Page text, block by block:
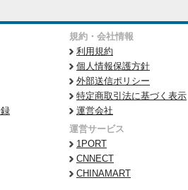
規約・会社情報
利用規約
個人情報保護方針
外部送信ポリシー
特定商取引法に基づく表示
運営会社
運営サービス
1PORT
CNNECT
CHINAMART